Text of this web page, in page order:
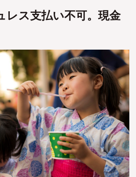
レス支払い不可。現金